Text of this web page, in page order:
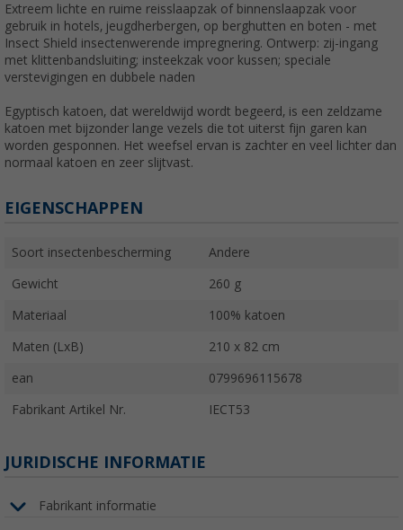
Extreem lichte en ruime reisslaapzak of binnenslaapzak voor
gebruik in hotels, jeugdherbergen, op berghutten en boten - met
Insect Shield insectenwerende impregnering. Ontwerp: zij-ingang
met klittenbandsluiting; insteekzak voor kussen; speciale
verstevigingen en dubbele naden
Egyptisch katoen, dat wereldwijd wordt begeerd, is een zeldzame
katoen met bijzonder lange vezels die tot uiterst fijn garen kan
worden gesponnen. Het weefsel ervan is zachter en veel lichter dan
normaal katoen en zeer slijtvast.
EIGENSCHAPPEN
Soort insectenbescherming Andere
Gewicht 260 g
Materiaal 100% katoen
Maten (LxB) 210 x 82 cm
ean 0799696115678
Fabrikant Artikel Nr. IECT53
JURIDISCHE INFORMATIE
Fabrikant informatie